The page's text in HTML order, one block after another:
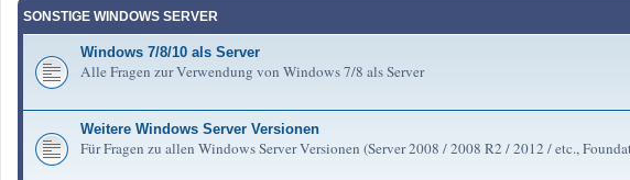
SONSTIGE WINDOWS SERVER
Windows 7/8/10 als Server
Alle Fragen zur Verwendung von Windows 7/8 als Server
Weitere Windows Server Versionen
Für Fragen zu allen Windows Server Versionen (Server 2008 / 2008 R2 / 2012 / etc.,